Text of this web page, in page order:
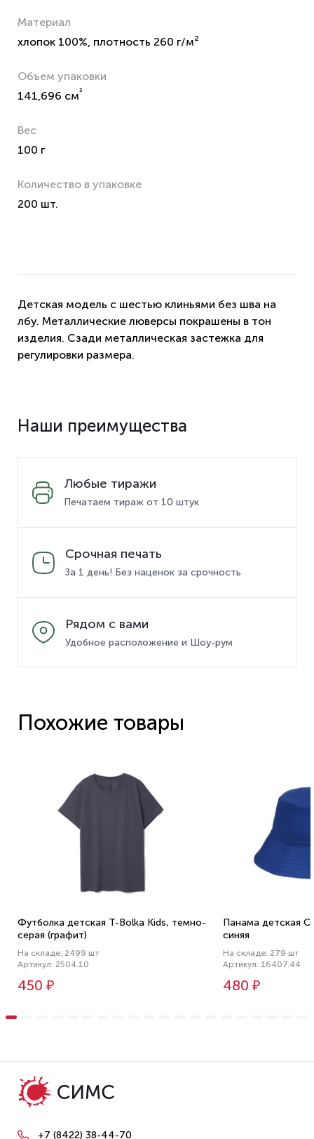
Материал
хлопок 100%, плотность 260 г/м²
Объем упаковки
141,696 см³
Вес
100 г
Количество в упаковке
200 шт.
Детская модель с шестью клиньями без шва на
лбу. Металлические люверсы покрашены в тон
изделия. Сзади металлическая застежка для
регулировки размера.
Наши преимущества
Любые тиражи
Печатаем тираж от 10 штук
Срочная печать
За 1 день! Без наценок за срочность
Рядом с вами
Удобное расположение и Шоу-рум
Похожие товары
Футболка детская T-Bolka Kids, темно-
серая (графит)
На складе: 2499 шт
Артикул: 2504.10
450 ₽
Панама детская
синяя
На складе: 279 шт
Артикул: 16407.44
480 ₽
+7 (8422) 38-44-70